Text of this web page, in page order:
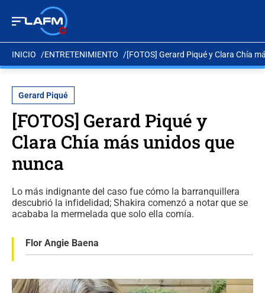
INICIO ENTRETENIMIENTO [FOTOS] Gerard Piqué y Clara Chía
Gerard Piqué
[FOTOS] Gerard Piqué y
Clara Chía más unidos que
nunca
Lo más indignante del caso fue cómo la barranquillera
descubrió la infidelidad; Shakira comenzó a notar que se
acababa la mermelada que solo ella comía.
Flor Angie Baena